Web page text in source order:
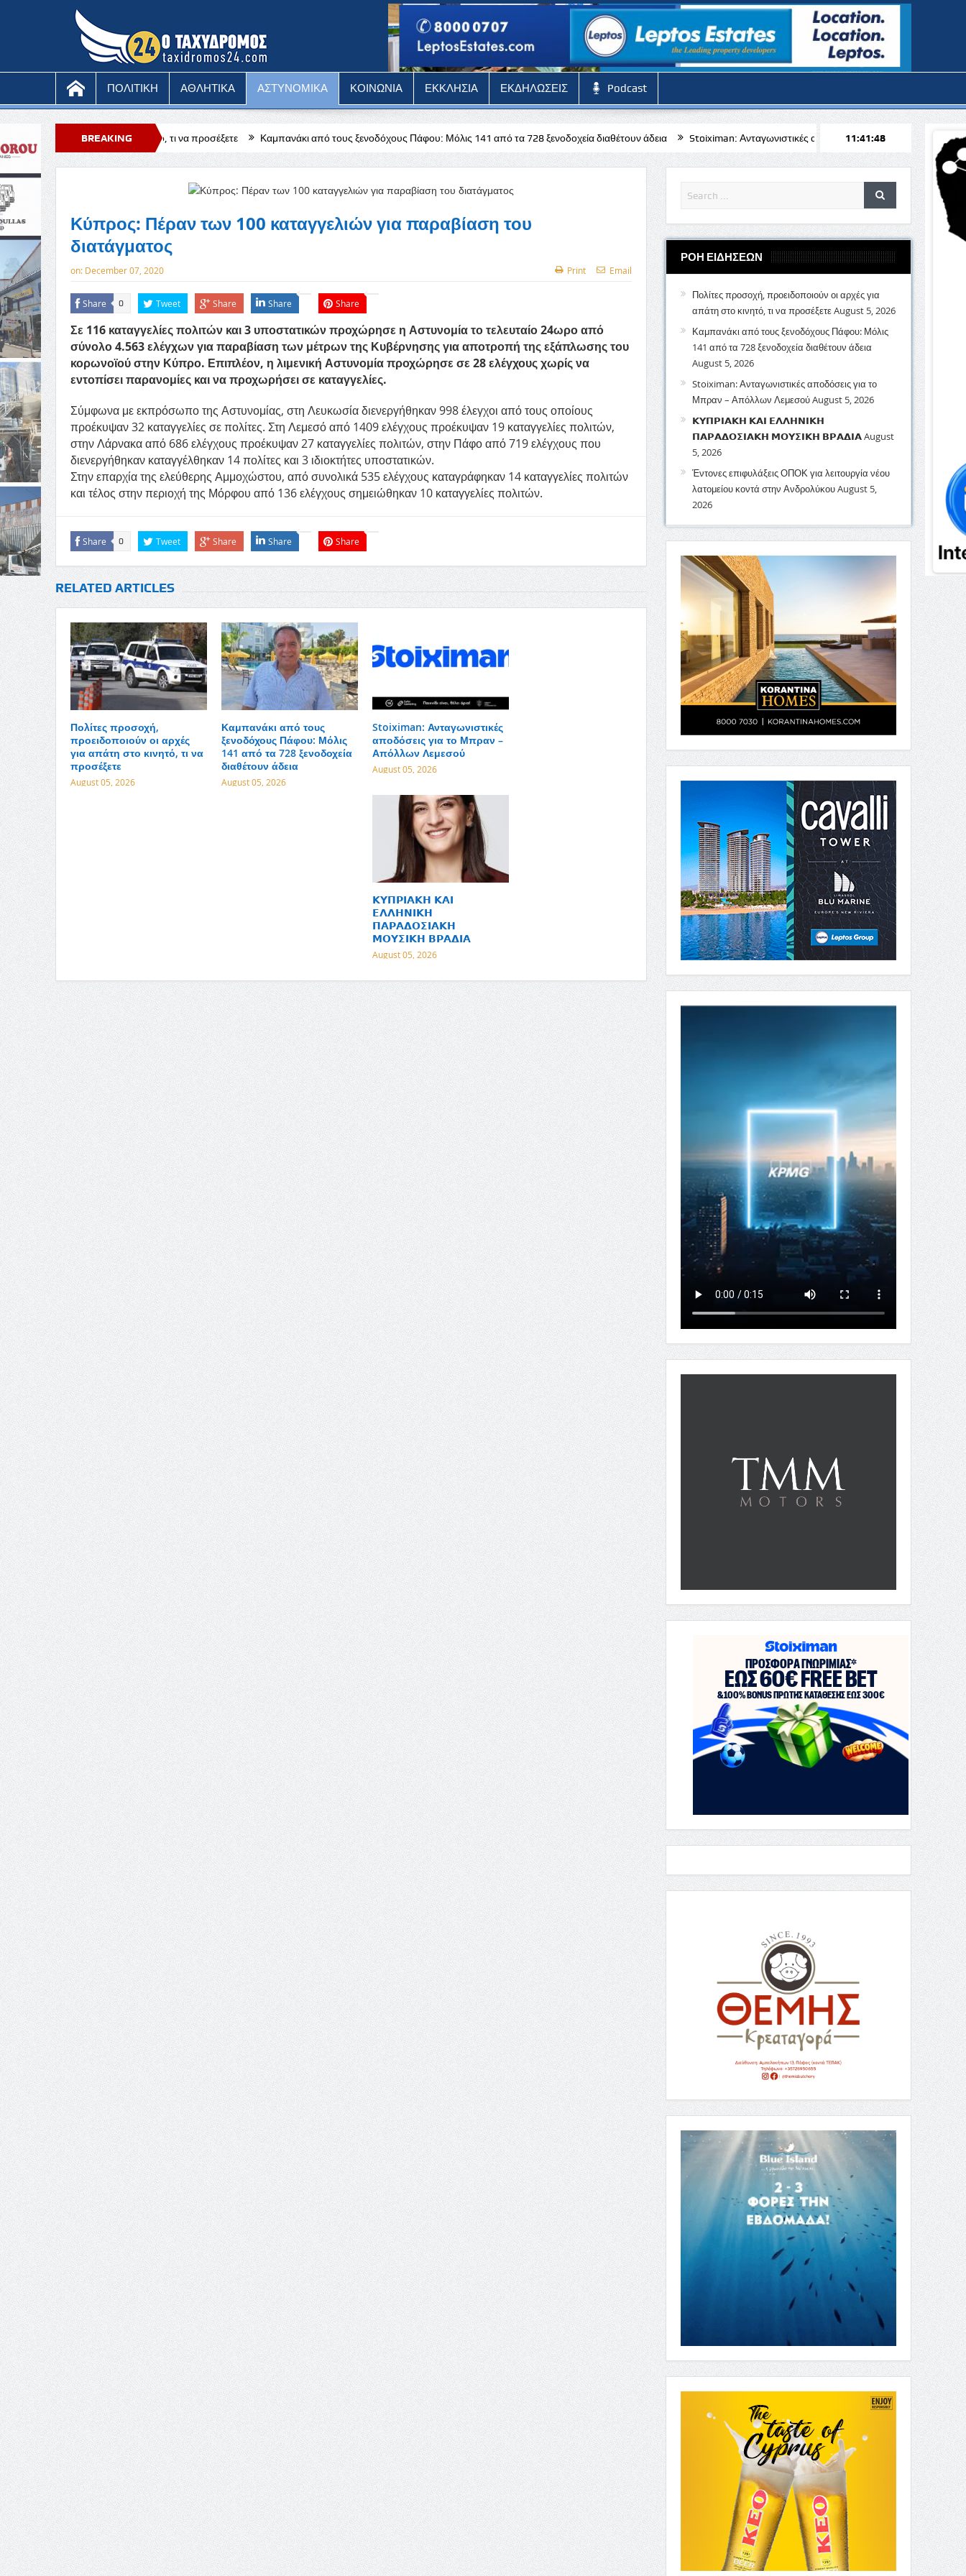
ΠΟΛΙΤΙΚΗ ΑΘΛΗΤΙΚΑ ΑΣΤΥΝΟΜΙΚΑ ΚΟΙΝΩΝΙΑ ΕΚΚΛΗΣΙΑ ΕΚΔΗΛΩΣΕΙΣ Podcast
BREAKING
NEWS
στο κινητό, τι να προσέξετε Καμπανάκι από τους ξενοδόχους Πάφου: Μόλις 141 από τα 728 ξενοδοχεία διαθέτουν άδεια Stoiximan: Ανταγωνιστικές αποδόσεις για το Μπραν – Απόλλων Λεμεσού
11:41:50
Κύπρος: Πέραν των 100 καταγγελιών για παραβίαση του
διατάγματος
on: December 07, 2020 Print Email
Share 0 Tweet Share Share Share
Σε 116 καταγγελίες πολιτών και 3 υποστατικών προχώρησε η Αστυνομία το τελευταίο 24ωρο από
σύνολο 4.563 ελέγχων για παραβίαση των μέτρων της Κυβέρνησης για αποτροπή της εξάπλωσης του
κορωνοϊού στην Κύπρο. Επιπλέον, η λιμενική Αστυνομία προχώρησε σε 28 ελέγχους χωρίς να
εντοπίσει παρανομίες και να προχωρήσει σε καταγγελίες.
Σύμφωνα με εκπρόσωπο της Αστυνομίας, στη Λευκωσία διενεργήθηκαν 998 έλεγχοι από τους οποίους
προέκυψαν 32 καταγγελίες σε πολίτες. Στη Λεμεσό από 1409 ελέγχους προέκυψαν 19 καταγγελίες πολιτών,
στην Λάρνακα από 686 ελέγχους προέκυψαν 27 καταγγελίες πολιτών, στην Πάφο από 719 ελέγχους που
διενεργήθηκαν καταγγέλθηκαν 14 πολίτες και 3 ιδιοκτήτες υποστατικών.
Στην επαρχία της ελεύθερης Αμμοχώστου, από συνολικά 535 ελέγχους καταγράφηκαν 14 καταγγελίες πολιτών
και τέλος στην περιοχή της Μόρφου από 136 ελέγχους σημειώθηκαν 10 καταγγελίες πολιτών.
Share 0 Tweet Share Share Share
RELATED ARTICLES
Πολίτες προσοχή,
προειδοποιούν οι αρχές
για απάτη στο κινητό, τι να
προσέξετε
August 05, 2026
Καμπανάκι από τους
ξενοδόχους Πάφου: Μόλις
141 από τα 728 ξενοδοχεία
διαθέτουν άδεια
August 05, 2026
Stoiximan: Ανταγωνιστικές
αποδόσεις για το Μπραν –
Απόλλων Λεμεσού
August 05, 2026
𝝟𝝪𝝥𝝦𝝞𝝖𝝟𝝜 𝝟𝝖𝝞
𝝚𝝠𝝠𝝜𝝢𝝞𝝟𝝜
𝝥𝝖𝝦𝝖𝝙𝝤𝝨𝝞𝝖𝝟𝝜
𝝡𝝤𝝪𝝨𝝞𝝟𝝜 𝝗𝝦𝝖𝝙𝝞𝝖
August 05, 2026
ΡΟΗ ΕΙΔΗΣΕΩΝ
Πολίτες προσοχή, προειδοποιούν οι αρχές για
απάτη στο κινητό, τι να προσέξετεAugust 5, 2026
Καμπανάκι από τους ξενοδόχους Πάφου: Μόλις
141 από τα 728 ξενοδοχεία διαθέτουν άδεια
August 5, 2026
Stoiximan: Ανταγωνιστικές αποδόσεις για το
Μπραν – Απόλλων ΛεμεσούAugust 5, 2026
𝝟𝝪𝝥𝝦𝝞𝝖𝝟𝝜 𝝟𝝖𝝞 𝝚𝝠𝝠𝝜𝝢𝝞𝝟𝝜
𝝥𝝖𝝦𝝖𝝙𝝤𝝨𝝞𝝖𝝟𝝜 𝝡𝝤𝝪𝝨𝝞𝝟𝝜 𝝗𝝦𝝖𝝙𝝞𝝖August
5, 2026
Έντονες επιφυλάξεις ΟΠΟΚ για λειτουργία νέου
λατομείου κοντά στην ΑνδρολύκουAugust 5,
2026